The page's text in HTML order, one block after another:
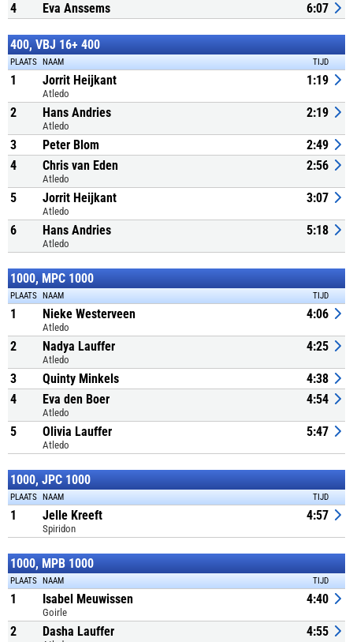
4 Eva Anssems 6:07
400, VBJ 16+ 400
PLAATS NAAM TIJD
1 Jorrit Heijkant
Atledo
1:19
2 Hans Andries
Atledo
2:19
3 Peter Blom
2:49
4
Chris van Eden
Atledo
2:56
5 Jorrit Heijkant
Atledo
3:07
6 Hans Andries
Atledo
5:18
1000, MPC 1000
PLAATS NAAM TIJD
1 Nieke Westerveen
Atledo
4:06
2 Nadya Lauffer
Atledo
4:25
3 Quinty Minkels
4:38
4
Eva den Boer
Atledo
4:54
5 Olivia Lauffer
Atledo
5:47
1000, JPC 1000
PLAATS NAAM TIJD
1 Jelle Kreeft
Spiridon
4:57
1000, MPB 1000
PLAATS NAAM TIJD
1 Isabel Meuwissen
Goirle
4:40
2 Dasha Lauffer 4:55